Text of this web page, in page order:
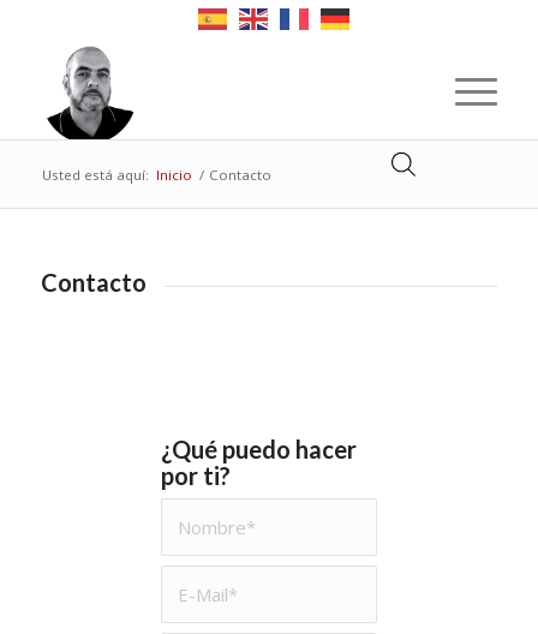
Usted está aquí: Inicio / Contacto
Contacto
¿Qué puedo hacer
por ti?